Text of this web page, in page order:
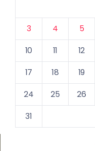
3
4 5
10
11 12
17
18 19
24
25 26
31